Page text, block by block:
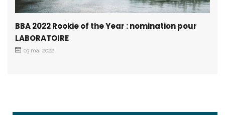
BBA 2022 Rookie of the Year : nomination pour
LABORATOIRE
03 mai 2022